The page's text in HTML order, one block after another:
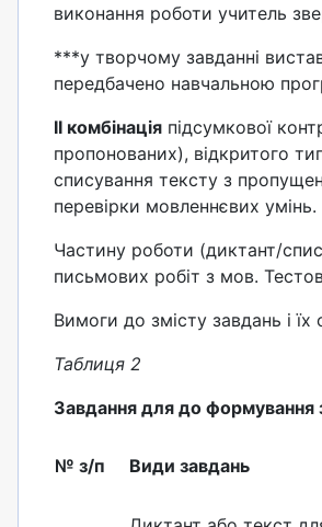
виконання роботи учитель
***у творчому завданні
передбачено навчальною
ІІ комбінація підсумкової
пропонованих), відкритого
списування тексту з
перевірки мовленнєвих умінь.
Частину роботи (диктант/
письмових робіт з мов.
Вимоги до змісту завдань і
Таблиця 2
Завдання для до формування
№ з/п Види завдань